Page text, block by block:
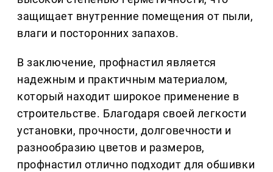
защищает внутренние помещения от пыли,
влаги и посторонних запахов.
В заключение, профнастил является
надежным и практичным материалом,
который находит широкое применение в
строительстве. Благодаря своей легкости
установки, прочности, долговечности и
разнообразию цветов и размеров,
профнастил отлично подходит для обшивки